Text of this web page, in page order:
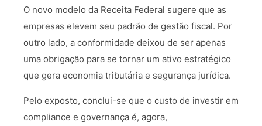
O novo modelo da Receita Federal sugere que as
empresas elevem seu padrão de gestão fiscal. Por
outro lado, a conformidade deixou de ser apenas
uma obrigação para se tornar um ativo estratégico
que gera economia tributária e segurança jurídica.
Pelo exposto, conclui-se que o custo de investir em
compliance e governança é, agora,